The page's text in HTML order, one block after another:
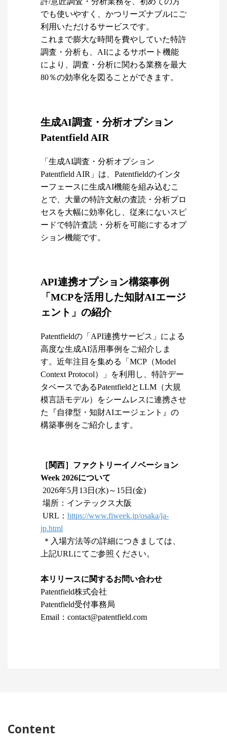
でも使いやすく、かつリーズナブルにご
利用いただけるサービスです。
これまで膨大な時間を費やしていた特許
調査・分析も、AIによるサポート機能
により、調査・分析に関わる業務を最大
80％の効率化を図ることができます。
生成AI調査・分析オプション
Patentfield AIR
「生成AI調査・分析オプション
Patentfield AIR」は、Patentfieldのインタ
ーフェースに生成AI機能を組み込むこ
とで、大量の特許文献の査読・分析プロ
セスを大幅に効率化し、従来にないスピ
ードで特許査読・分析を可能にするオプ
ション機能です。
API連携オプション構築事例
「MCPを活用した知財AIエージ
ェント」の紹介
Patentfieldの「API連携サービス」による
高度な生成AI活用事例をご紹介しま
す。近年注目を集める「MCP（Model
Context Protocol）」を利用し、特許デー
タベースであるPatentfieldとLLM（大規
模言語モデル）をシームレスに連携させ
た『自律型・知財AIエージェント』の
構築事例をご紹介します。
［関西］ファクトリーイノベーション
Week 2026について
2026年5月13日(水)～15日(金)
場所：インテックス大阪
URL： https://www.fiweek.jp/osaka/ja-
jp.html
＊入場方法等の詳細につきましては、
上記URLにてご参照ください。
本リリースに関するお問い合わせ
Patentfield株式会社
Patentfield受付事務局
Email：contact@patentfield.com
Content